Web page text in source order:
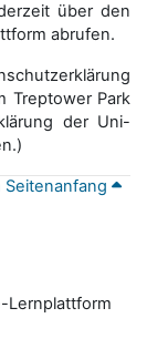
über den
abrufen.
Treptower Park
der Uni-
Seitenanfang
Lernplattform